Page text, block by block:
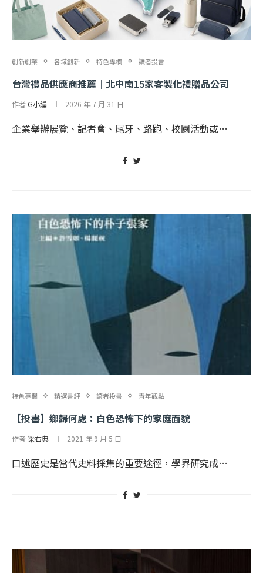
創新創業 各域創新 特色專欄 讀者投書
台灣禮品供應商推薦｜北中南15家客製化禮贈品公司
作者G小編 2026 年 7 月 31 日
企業舉辦展覽、記者會、尾牙、路跑、校園活動或…
特色專欄 精選書評 讀者投書 青年觀點
【投書】鄉歸何處：白色恐怖下的家庭面貌
作者 梁右典 2021 年 9 月 5 日
口述歷史是當代史料採集的重要途徑，學界研究成…